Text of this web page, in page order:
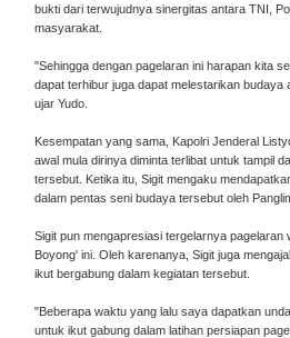
bukti dari terwujudnya sinergitas antara TNI,
masyarakat.
"Sehingga dengan pagelaran ini harapan kita
dapat terhibur juga dapat melestarikan budaya
ujar Yudo.
Kesempatan yang sama, Kapolri Jenderal
awal mula dirinya diminta terlibat untuk tampil
tersebut. Ketika itu, Sigit mengaku
dalam pentas seni budaya tersebut oleh
Sigit pun mengapresiasi tergelarnya
Boyong' ini. Oleh karenanya, Sigit juga
ikut bergabung dalam kegiatan tersebut.
"Beberapa waktu yang lalu saya dapatkan
untuk ikut gabung dalam latihan persiapan